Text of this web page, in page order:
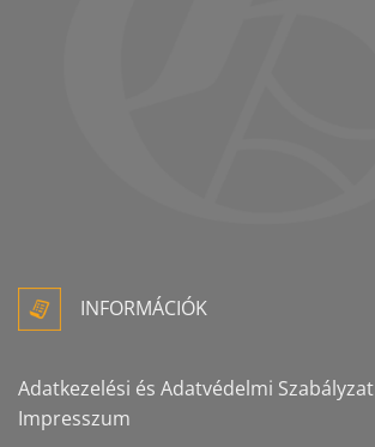
INFORMÁCIÓK
Adatkezelési és Adatvédelmi Szabályzat
Impresszum